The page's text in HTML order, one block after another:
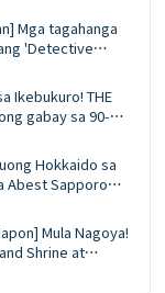
pambungad—lahat
Mga tagahanga
'Detective
ang mga
sa pag-book ng
Ikebukuro! THE
gabay sa 90-
na inihahanda
Hokkaido sa
Abest Sapporo
soup curry
Mula Nagoya!
Shrine at